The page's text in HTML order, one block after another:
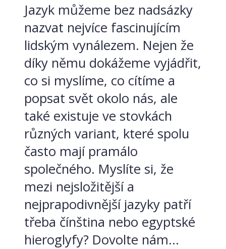
Jazyk můžeme bez nadsázky
nazvat nejvíce fascinujícím
lidským vynálezem. Nejen že
díky němu dokážeme vyjádřit,
co si myslíme, co cítíme a
popsat svět okolo nás, ale
také existuje ve stovkách
různých variant, které spolu
často mají pramálo
společného. Myslíte si, že
mezi nejsložitější a
nejprapodivnější jazyky patří
třeba čínština nebo egyptské
hieroglyfy? Dovolte nám...